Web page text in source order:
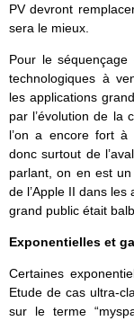
PV devront
sera le mieux.
Pour le
technologiques à
les applications
par l’évolution de la
l’on a encore fort à
donc surtout de
parlant, on en est
de l’Apple II dans les
grand public était
Exponentielles et
Certaines
Etude de cas ultra-
sur le terme